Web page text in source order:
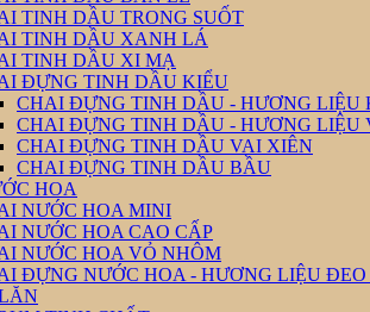
TINH DẦU TRONG SUỐT
TINH DẦU XANH LÁ
TINH DẦU XI MẠ
ĐỰNG TINH DẦU KIỂU
CHAI ĐỰNG TINH DẦU - HƯƠNG LIỆU
CHAI ĐỰNG TINH DẦU - HƯƠNG LIỆU
CHAI ĐỰNG TINH DẦU VAI XIÊN
CHAI ĐỰNG TINH DẦU BẦU
HOA
NƯỚC HOA MINI
NƯỚC HOA CAO CẤP
NƯỚC HOA VỎ NHÔM
ĐỰNG NƯỚC HOA - HƯƠNG LIỆU ĐEO